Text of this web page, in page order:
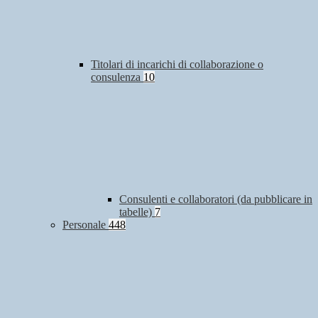
Titolari di incarichi di collaborazione o
consulenza 10
Consulenti e collaboratori (da pubblicare in
tabelle) 7
Personale 448